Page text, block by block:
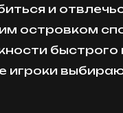
и
островком
быстрого
игроки